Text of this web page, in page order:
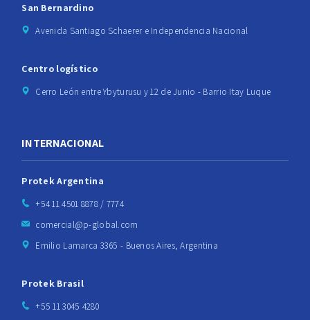
San Bernardino
Avenida Santiago Schaerer e Independencia Nacional
Centro logístico
Cerro León entre Ybyturusu y 12 de Junio - Barrio Itay Luque
INTERNACIONAL
Protek Argentina
+54 11 4501 8878 / 7774
comercial@p-global.com
Emilio Lamarca 3365 - Buenos Aires, Argentina
Protek Brasil
+55 11 3045 4280